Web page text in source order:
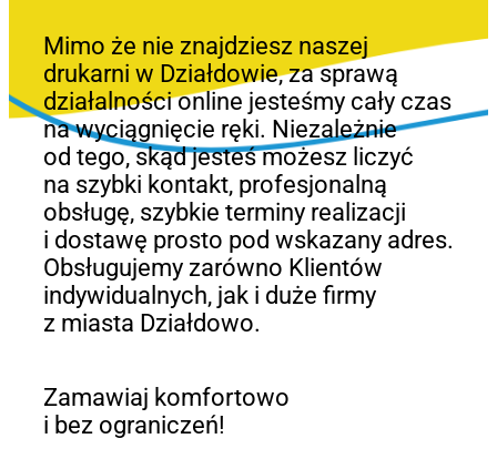
Mimo że nie znajdziesz naszej
drukarni w Działdowie, za sprawą
działalności online jesteśmy cały czas
na wyciągnięcie ręki. Niezależnie
od tego, skąd jesteś możesz liczyć
na szybki kontakt, profesjonalną
obsługę, szybkie terminy realizacji
i dostawę prosto pod wskazany adres.
Obsługujemy zarówno Klientów
indywidualnych, jak i duże firmy
z miasta Działdowo.
Zamawiaj komfortowo
i bez ograniczeń!